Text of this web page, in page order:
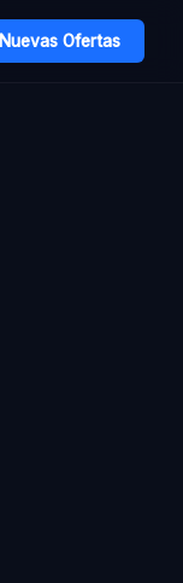
Nuevas Ofertas